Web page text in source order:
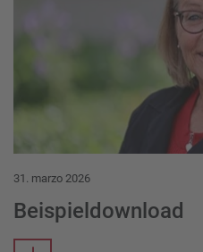
31. marzo 2026
Beispieldownload